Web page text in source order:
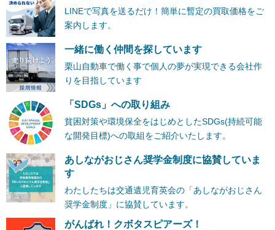
LINEで写真を送るだけ！簡単に暫定の買取価格をご
案内します。
一緒に働く仲間を探しています
栗山自動車で働く事で個人の夢が実現できる会社作
りを目指しています
「SDGs」への取り組み
貧困対策や環境保全をはじめとしたSDGs(持続可能
な開発目標)への取組をご紹介いたします。
あしながおじさん奨学金制度に協賛していま
す
わたしたちは交通遺児育英会の「あしながおじさん
奨学金制度」に協賛しています。
がんばれ！クボタスピアーズ！